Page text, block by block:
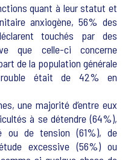
quant à leur statut et
anxiogène, 56% des
touchés par des
que celle-ci concerne
de la population générale
était de 42% en
une majorité d’entre eux
à se détendre (64%),
ou de tension (61%), de
excessive (56%) ou